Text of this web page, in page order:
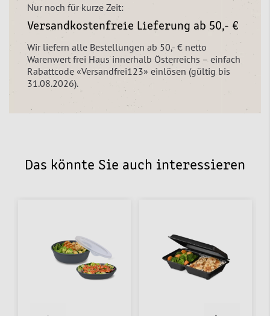
Nur noch für kurze Zeit:
Versandkostenfreie Lieferung ab 50,- €
Wir liefern alle Bestellungen ab 50,- € netto
Warenwert frei Haus innerhalb Österreichs – einfach
Rabattcode «Versandfrei123» einlösen (gültig bis
31.08.2026).
Das könnte Sie auch interessieren